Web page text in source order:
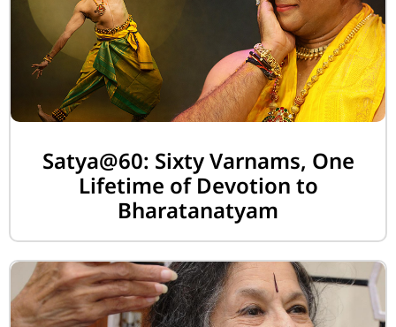
Satya@60: Sixty Varnams, One
Lifetime of Devotion to
Bharatanatyam